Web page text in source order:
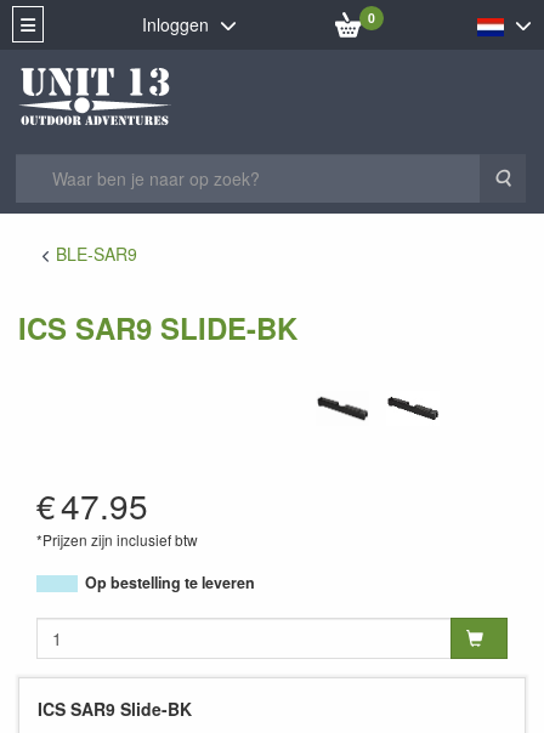
Inloggen 0
BLE-SAR9
ICS SAR9 SLIDE-BK
€47.95
*Prijzen zijn inclusief btw
Op bestelling te leveren
ICS SAR9 Slide-BK